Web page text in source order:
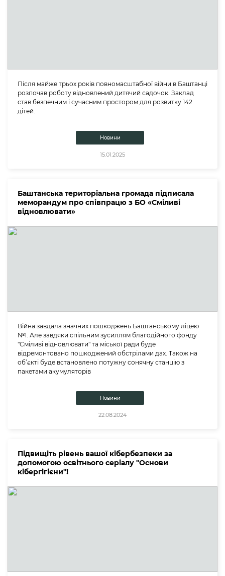
Після майже трьох років повномасштабної війни в Баштанці
розпочав роботу відновлений дитячий садочок. Заклад
став безпечним і сучасним простором для розвитку 142
дітей.
Новини
15.01.2025
Баштанська територіальна громада підписала
меморандум про співпрацю з БО «Сміливі
відновлювати»
Війна завдала значних пошкоджень Баштанському ліцею
№1. Але завдяки спільним зусиллям благодійного фонду
"Сміливі відновлювати" та міської ради буде
відремонтовано пошкоджений обстрілами дах. Також на
об’єкті буде встановлено потужну сонячну станцію з
пакетами акумуляторів
Новини
22.08.2024
Підвищіть рівень вашої кібербезпеки за
допомогою освітнього серіалу "Основи
кібергігієни"!